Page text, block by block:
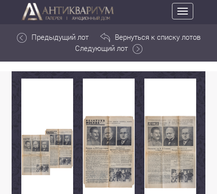
Toggle
navigation
Предыдущий лот
Вернуться к списку лотов
Следующий лот